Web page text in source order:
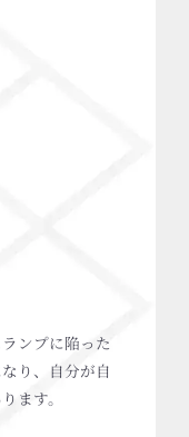
ンプに陥った
り、自分が自
ます。